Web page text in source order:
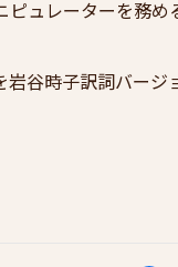
ピュレーターを務め
谷時子訳詞バージ